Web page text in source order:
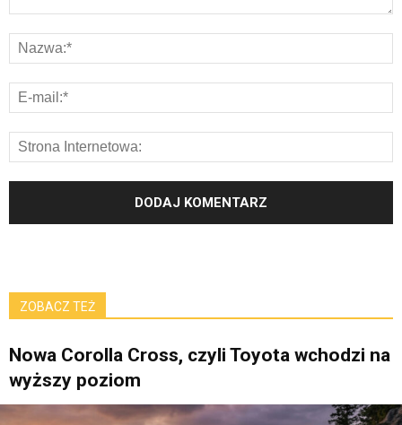
ZOBACZ TEŻ
Nowa Corolla Cross, czyli Toyota wchodzi na
wyższy poziom